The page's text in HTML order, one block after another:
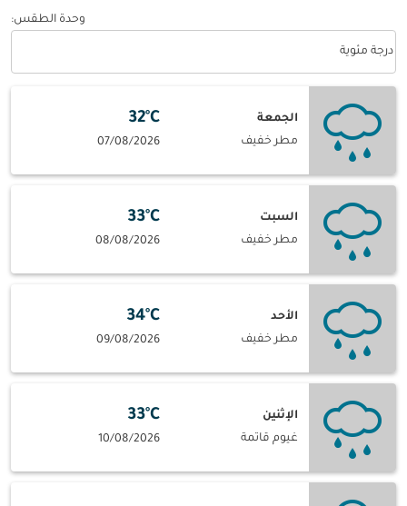
وحدة الطقس:
درجة مئوية
الجمعة
مطر خفيف
32°C
07/08/2026
السبت
مطر خفيف
33°C
08/08/2026
الأحد
مطر خفيف
34°C
09/08/2026
الإثنين
غيوم قاتمة
33°C
10/08/2026